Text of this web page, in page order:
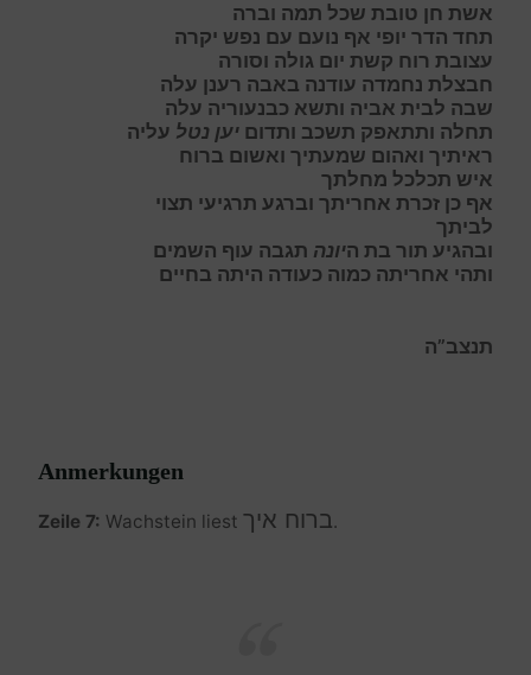
אשת חן טובת שכל תמה וברה
תחד הדר יופי אף נועם עם נפש יקרה
עצובת רוח קשת יום גולה וסורה
חבצלת נחמדה עודנה באבה רענן עלה
שבה לבית אביה ותשא כבנעוריה עלה
תחלה ותתאפק תשכב ותדום יען נטל עליה
ראיתיך ואהום שמעתיך ואשום ברוח
איש תכלכל מחלתך
אף כן זכרת אחריתך וברגע תרגיעי תצוי
לביתך
ובהגיע תור בת היונה תגבה עוף השמים
ותהי אחריתה כמוה כעודה היתה בחיים
תנצב”ה
Anmerkungen
Zeile 7: Wachstein liest ברוח איך.